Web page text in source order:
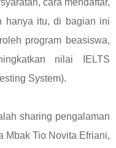
cara mendaftar,
hanya itu, di bagian ini
program beasiswa,
nilai IELTS
System).
sharing pengalaman
Mbak Tio Novita Efriani,